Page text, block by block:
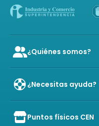
Icon of user-group
¿Quiénes somos?
¿Necesitas ayuda?
Icon of store
Puntos físicos CEN